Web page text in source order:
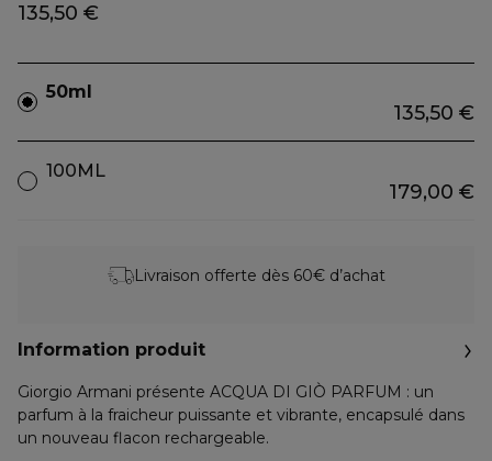
135,50 €
50ml
135,50 €
100ML
179,00 €
Livraison offerte dès 60€ d’achat
Information produit
Giorgio Armani présente ACQUA DI GIÒ PARFUM : un
parfum à la fraicheur puissante et vibrante, encapsulé dans
un nouveau flacon rechargeable.